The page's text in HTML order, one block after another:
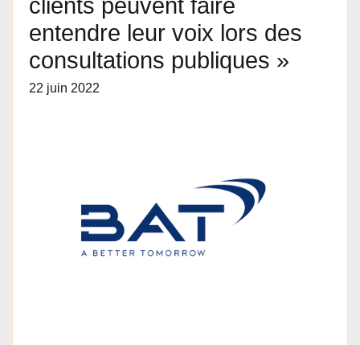
clients peuvent faire
entendre leur voix lors des
consultations publiques »
22 juin 2022